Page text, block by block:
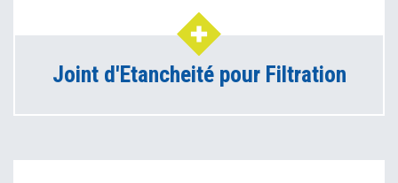
Joint d'Etancheité pour Filtration